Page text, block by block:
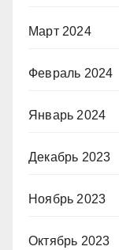
Март 2024
Февраль 2024
Январь 2024
Декабрь 2023
Ноябрь 2023
Октябрь 2023